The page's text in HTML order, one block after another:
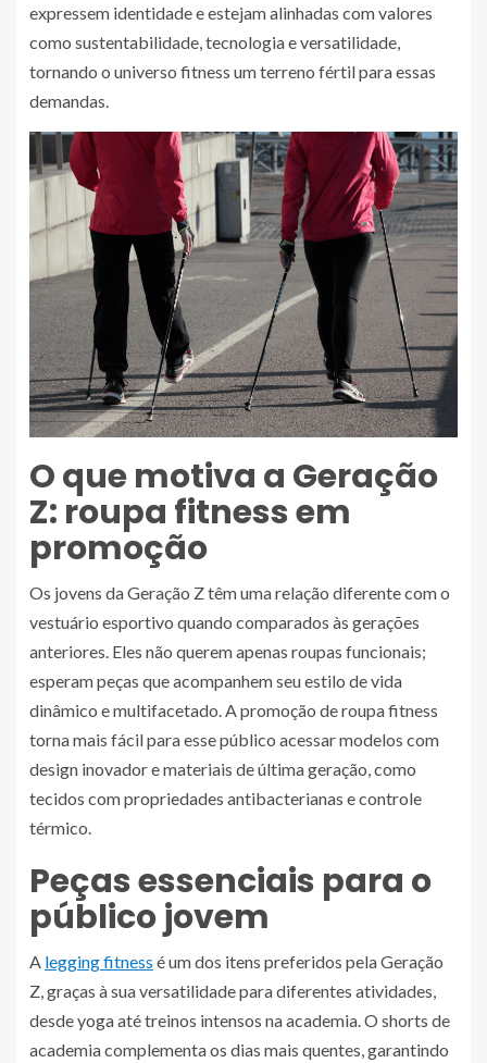
expressem identidade e estejam alinhadas com valores
como sustentabilidade, tecnologia e versatilidade,
tornando o universo fitness um terreno fértil para essas
demandas.
O que motiva a Geração
Z: roupa fitness em
promoção
Os jovens da Geração Z têm uma relação diferente com o
vestuário esportivo quando comparados às gerações
anteriores. Eles não querem apenas roupas funcionais;
esperam peças que acompanhem seu estilo de vida
dinâmico e multifacetado. A promoção de roupa fitness
torna mais fácil para esse público acessar modelos com
design inovador e materiais de última geração, como
tecidos com propriedades antibacterianas e controle
térmico.
Peças essenciais para o
público jovem
A legging fitness é um dos itens preferidos pela Geração
Z, graças à sua versatilidade para diferentes atividades,
desde yoga até treinos intensos na academia. O shorts de
academia complementa os dias mais quentes, garantindo